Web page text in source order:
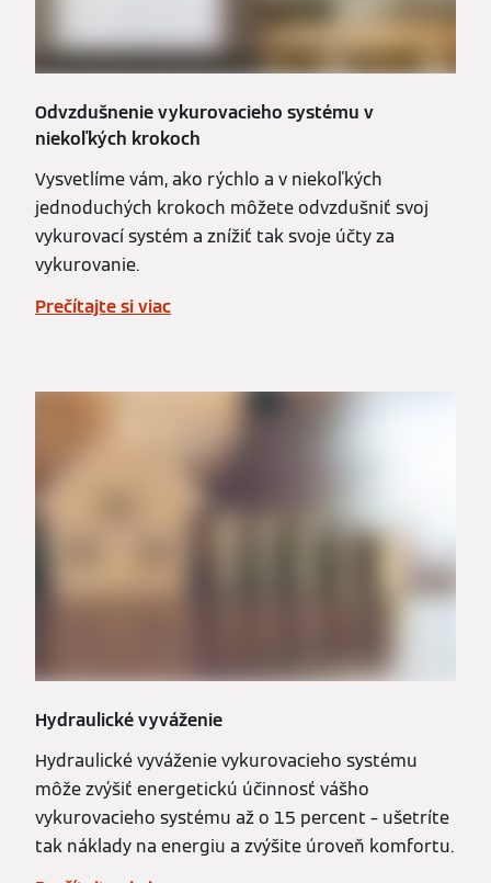
Odvzdušnenie vykurovacieho systému v
niekoľkých krokoch
Vysvetlíme vám, ako rýchlo a v niekoľkých
jednoduchých krokoch môžete odvzdušniť svoj
vykurovací systém a znížiť tak svoje účty za
vykurovanie.
Prečítajte si viac
Hydraulické vyváženie
Hydraulické vyváženie vykurovacieho systému
môže zvýšiť energetickú účinnosť vášho
vykurovacieho systému až o 15 percent – ušetríte
tak náklady na energiu a zvýšite úroveň komfortu.